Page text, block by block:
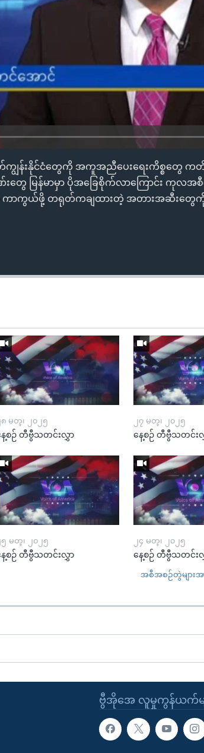
ကျွန်းနိုင်ငံတွေကို အကူအညီပေးရေးကိစ္စတွေ ကတိ
မြန်မာမှာ ပိုအခြေစိုက်လာကြောင်း ကုလအစီရ
ကို ကာကွယ်ဖို့ တရုတ်ကချထားတဲ့ အတားအဆီးတွေ
၂၈ မတ္၊ ၂၀၂၅
ေ့စဉ် တီဗွီသတင်းလွှာ
၂၇ မတ္၊ ၂၀၂၅
နေ့စဉ် တီဗွီသတင်း
၂၅ မတ္၊ ၂၀၂၅
ေ့စဉ် တီဗွီသတင်းလွှာ
၂၄ မတ္၊ ၂၀၂၅
နေ့စဉ် တီဗွီသတင်း
အစီအစဉ်တွဲများအ
ဗွီအိုအေ လူမှုကွန်ယက်မျ